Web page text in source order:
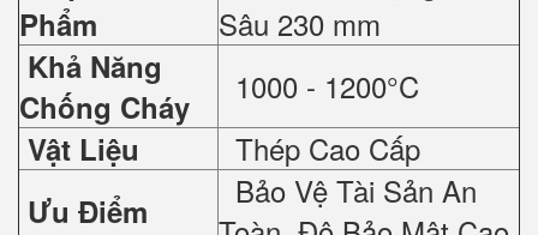
Phẩm
Sâu 230 mm
Khả Năng
Chống Cháy
1000 - 1200°C
Vật Liệu Thép Cao Cấp
Ưu Điểm
Bảo Vệ Tài Sản An